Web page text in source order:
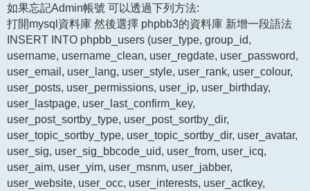
如果忘記Admin帳號 可以透過下列方法:
打開mysql資料庫 然後選擇 phpbb3的資料庫 新增一段語法
INSERT INTO phpbb_users (user_type, group_id,
username, username_clean, user_regdate, user_password,
user_email, user_lang, user_style, user_rank, user_colour,
user_posts, user_permissions, user_ip, user_birthday,
user_lastpage, user_last_confirm_key,
user_post_sortby_type, user_post_sortby_dir,
user_topic_sortby_type, user_topic_sortby_dir, user_avatar,
user_sig, user_sig_bbcode_uid, user_from, user_icq,
user_aim, user_yim, user_msnm, user_jabber,
user_website, user_occ, user_interests, user_actkey,